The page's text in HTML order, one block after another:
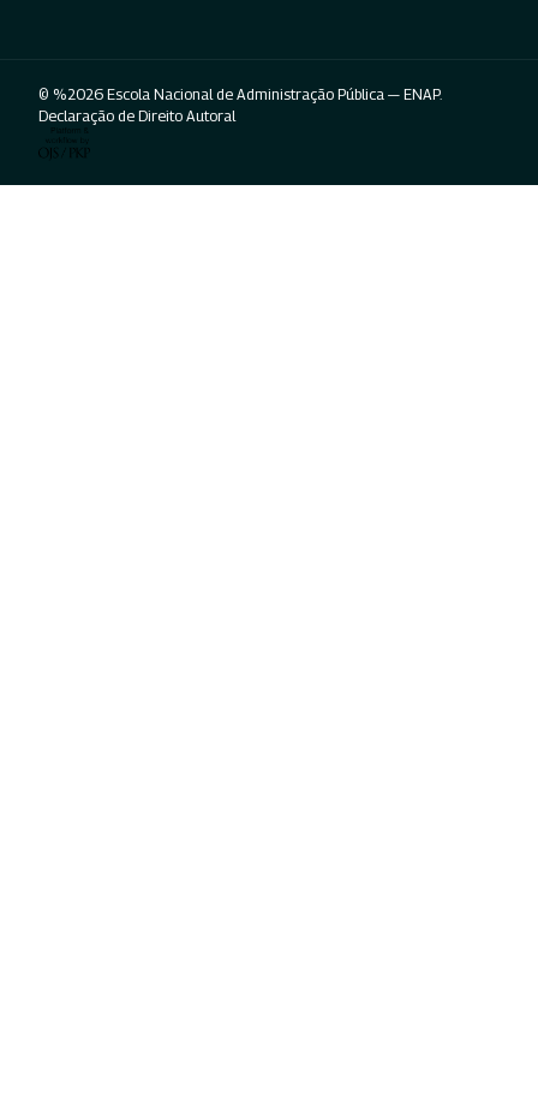
© %2026 Escola Nacional de Administração Pública — ENAP.
Declaração de Direito Autoral